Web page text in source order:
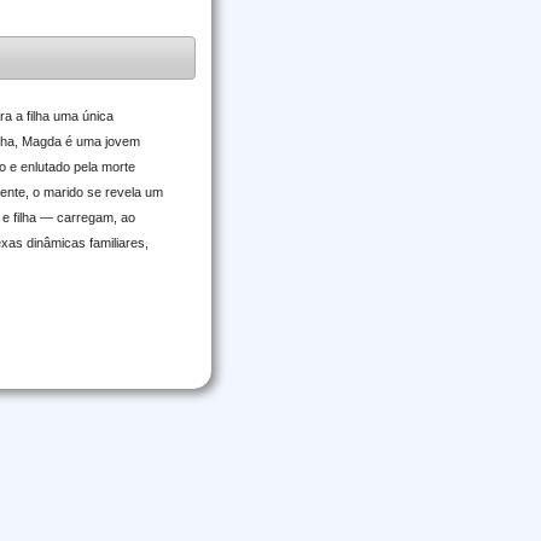
a filha uma única
Magda é uma jovem
e enlutado pela morte
o marido se revela um
e filha — carregam, ao
dinâmicas familiares,